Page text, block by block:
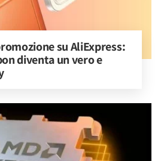
su AliExpress:
diventa un vero e